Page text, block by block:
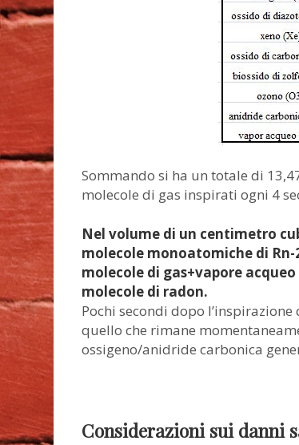
Sommando si ha un totale di
molecole di gas inspirati ogni 4
Nel volume di un centimetro
molecole monoatomiche di Rn-
molecole di gas+vapore
molecole di radon.
Pochi secondi dopo
quello che rimane
ossigeno/anidride carbonica
Considerazioni sui danni